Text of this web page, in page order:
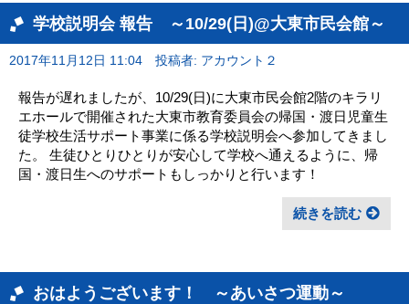
学校説明会 報告 ～10/29(日)@大東市民会館～
2017年11月12日 11:04 投稿者: アカウント２
報告が遅れましたが、10/29(日)に大東市民会館2階のキラリ
エホールで開催された大東市教育委員会の帰国・渡日児童生
徒学校生活サポート事業に係る学校説明会へ参加してきまし
た。 生徒ひとりひとりが安心して学校へ通えるように、帰
国・渡日生へのサポートもしっかりと行います！
続きを読む
おはようございます！ ～あいさつ運動～